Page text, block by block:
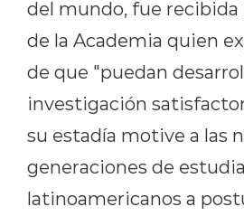
del mundo, fue recibida
de la Academia quien
de que "puedan
investigación
su estadía motive a las
generaciones de
latinoamericanos a